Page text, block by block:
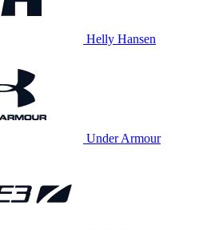
Helly Hansen
Under Armour